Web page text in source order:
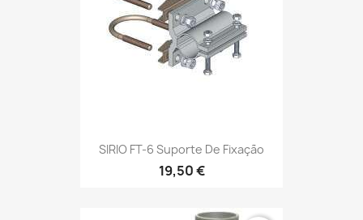
SIRIO FT-6 Suporte De Fixação
19,50 €